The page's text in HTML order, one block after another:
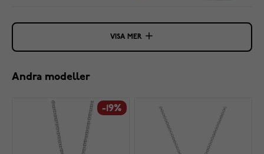
VISA MER
Andra modeller
-19%